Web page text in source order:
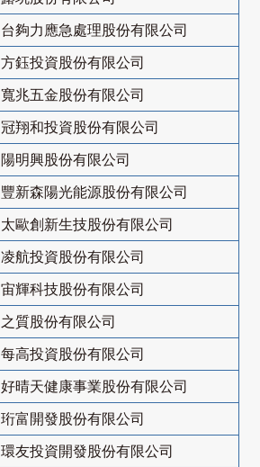
台夠力應急處理股份有限公司
方鈺投資股份有限公司
寬兆五金股份有限公司
冠翔和投資股份有限公司
陽明興股份有限公司
豐新森陽光能源股份有限公司
太歐創新生技股份有限公司
凌航投資股份有限公司
宙輝科技股份有限公司
之質股份有限公司
每高投資股份有限公司
好晴天健康事業股份有限公司
珩富開發股份有限公司
環友投資開發股份有限公司